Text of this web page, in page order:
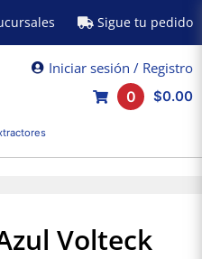
Sigue tu pedido
Iniciar sesión / Registro
0
$0.00
Volteck